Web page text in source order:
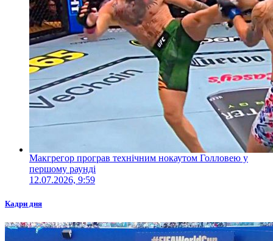
Макгрегор програв технічним нокаутом Голловею у
першому раунді
12.07.2026, 9:59
Кадри дня